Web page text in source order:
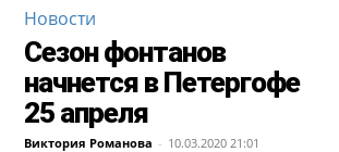
Новости
Сезон фонтанов
начнется в Петергофе
25 апреля
Виктория Романова - 10.03.2020 21:01